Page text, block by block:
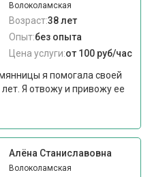
Волоколамская
Возраст:38 лет
Опыт:без опыта
Цена услуги:от 100 руб/час
я помогала своей
Я отвожу и привожу ее
Алёна Станиславовна
Волоколамская